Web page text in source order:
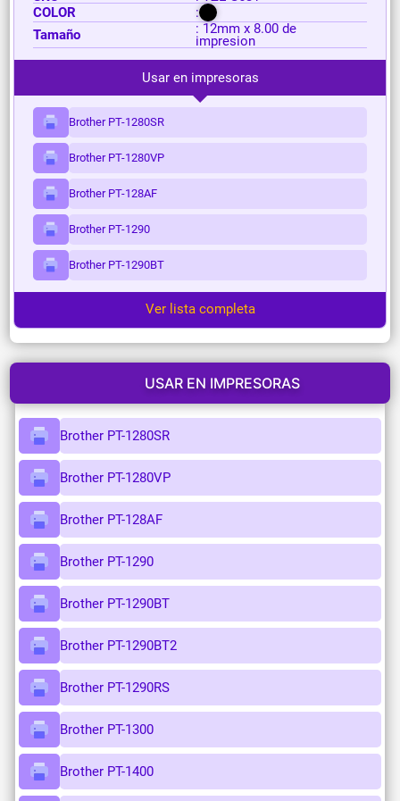
COLOR
:
Tamaño
: 12mm x 8.00 de
impresion
Usar en impresoras
Brother PT-1280SR
Brother PT-1280VP
Brother PT-128AF
Brother PT-1290
Brother PT-1290BT
Ver lista completa
USAR EN IMPRESORAS
Brother PT-1280SR
Brother PT-1280VP
Brother PT-128AF
Brother PT-1290
Brother PT-1290BT
Brother PT-1290BT2
Brother PT-1290RS
Brother PT-1300
Brother PT-1400